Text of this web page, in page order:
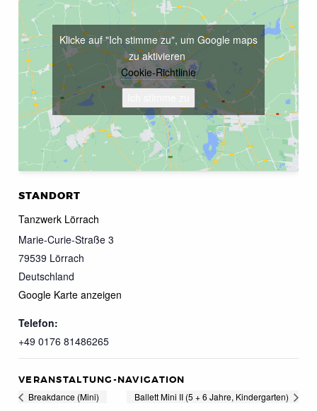
STANDORT
Tanzwerk Lörrach
Marie-Curie-Straße 3
79539 Lörrach
Deutschland
Google Karte anzeigen
Telefon:
+49 0176 81486265
Klicke auf "Ich stimme zu", um Google maps
zu aktivieren
Cookie-Richtlinie
VERANSTALTUNG-NAVIGATION
Breakdance (Mini) Ballett Mini II (5 + 6 Jahre, Kindergarten)